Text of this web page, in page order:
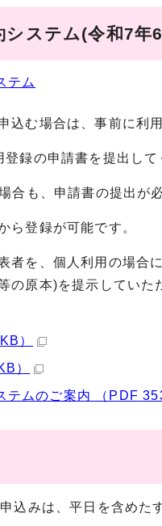
システム(令和7年
テム
む場合は、事前に利
録の申請書を提出して
も、申請書の提出が必
登録が可能です。
を、個人利用の場合
の原本)を提示していた
）
）
テムのご案内 （PDF
みは、平日を含めた